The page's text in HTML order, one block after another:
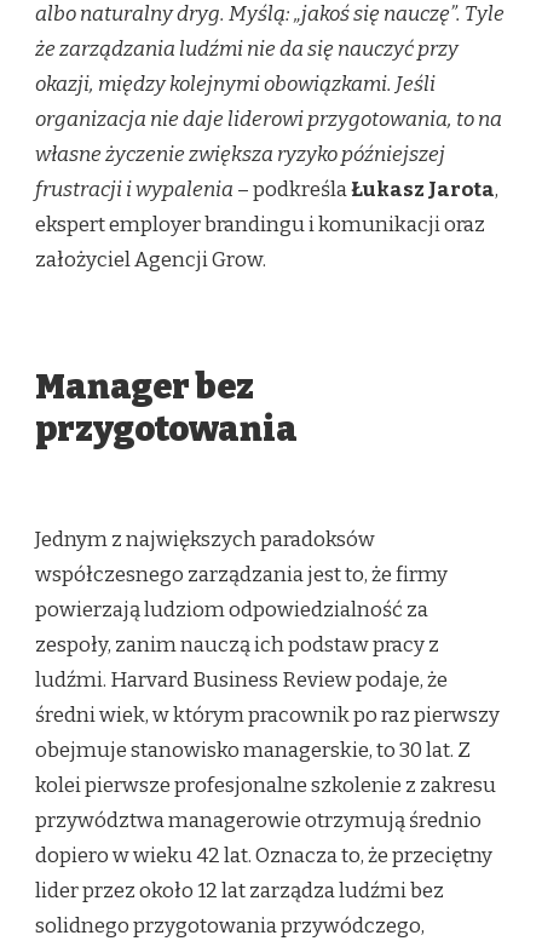
albo naturalny dryg. Myślą: „jakoś się nauczę”. Tyle
że zarządzania ludźmi nie da się nauczyć przy
okazji, między kolejnymi obowiązkami. Jeśli
organizacja nie daje liderowi przygotowania, to na
własne życzenie zwiększa ryzyko późniejszej
frustracji i wypalenia – podkreślaŁukasz Jarota,
ekspert employer brandingu i komunikacji oraz
założyciel Agencji Grow.
Manager bez
przygotowania
Jednym z największych paradoksów
współczesnego zarządzania jest to, że firmy
powierzają ludziom odpowiedzialność za
zespoły, zanim nauczą ich podstaw pracy z
ludźmi. Harvard Business Review podaje, że
średni wiek, w którym pracownik po raz pierwszy
obejmuje stanowisko managerskie, to 30 lat. Z
kolei pierwsze profesjonalne szkolenie z zakresu
przywództwa managerowie otrzymują średnio
dopiero w wieku 42 lat. Oznacza to, że przeciętny
lider przez około 12 lat zarządza ludźmi bez
solidnego przygotowania przywódczego,